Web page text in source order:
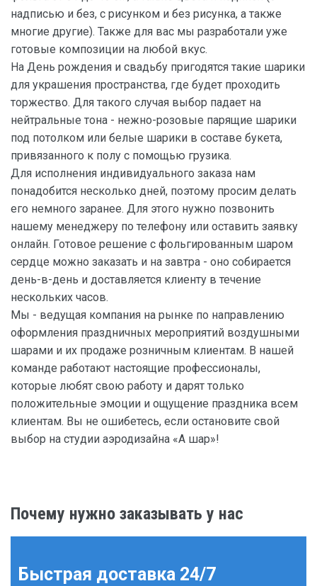
надписью и без, с рисунком и без рисунка, а также
многие другие). Также для вас мы разработали уже
готовые композиции на любой вкус.
На День рождения и свадьбу пригодятся такие шарики
для украшения пространства, где будет проходить
торжество. Для такого случая выбор падает на
нейтральные тона - нежно-розовые парящие шарики
под потолком или белые шарики в составе букета,
привязанного к полу с помощью грузика.
Для исполнения индивидуального заказа нам
понадобится несколько дней, поэтому просим делать
его немного заранее. Для этого нужно позвонить
нашему менеджеру по телефону или оставить заявку
онлайн. Готовое решение с фольгированным шаром
сердце можно заказать и на завтра - оно собирается
день-в-день и доставляется клиенту в течение
нескольких часов.
Мы - ведущая компания на рынке по направлению
оформления праздничных мероприятий воздушными
шарами и их продаже розничным клиентам. В нашей
команде работают настоящие профессионалы,
которые любят свою работу и дарят только
положительные эмоции и ощущение праздника всем
клиентам. Вы не ошибетесь, если остановите свой
выбор на студии аэродизайна «А шар»!
Почему нужно заказывать у нас
Быстрая доставка 24/7